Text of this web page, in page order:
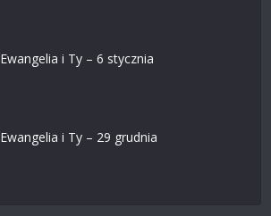
Ewangelia i Ty – 6 stycznia
Ewangelia i Ty – 29 grudnia